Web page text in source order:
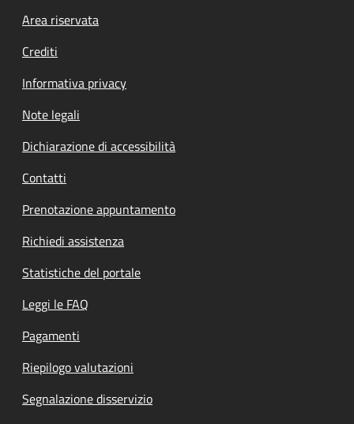
Footer menu
Area riservata
Crediti
Informativa privacy
Note legali
Dichiarazione di accessibilità
Contatti
Prenotazione appuntamento
Richiedi assistenza
Statistiche del portale
Leggi le FAQ
Pagamenti
Riepilogo valutazioni
Segnalazione disservizio